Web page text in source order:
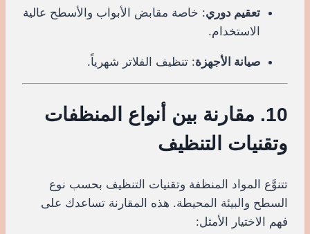
تعقيم دوري: خاصة مقابض الأبواب والأسطح عالية
الاستخدام.
صيانة الأجهزة: تنظيف الفلاتر شهرياً.
10. مقارنة بين أنواع المنظفات
وتقنيات التنظيف
تتنوَّع المواد المنظفة وتقنيات التنظيف بحسب نوع
السطح والبيئة المحيطة. هذه المقارنة تساعدك على
فهم الاختيار الأمثل: